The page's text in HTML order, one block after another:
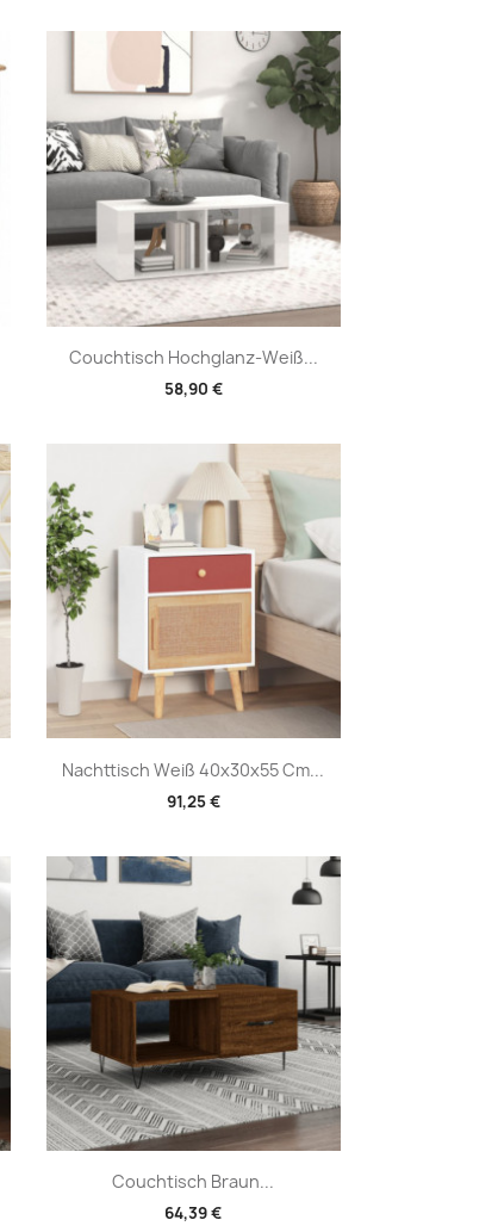
Couchtisch Hochglanz-Weiß...
58,90 €
 Vorschau
Nachttisch Weiß 40x30x55 Cm...
91,25 €
Vorschau
Couchtisch Braun...
64,39 €
Vorschau